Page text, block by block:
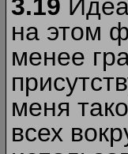
3.19
на этом
менее
меня
всех